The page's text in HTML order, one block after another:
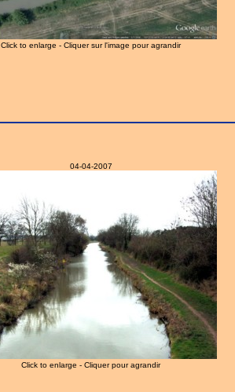
Click to enlarge - Cliquer sur l'image pour agrandir
04-04-2007
Click to enlarge - Cliquer pour agrandir